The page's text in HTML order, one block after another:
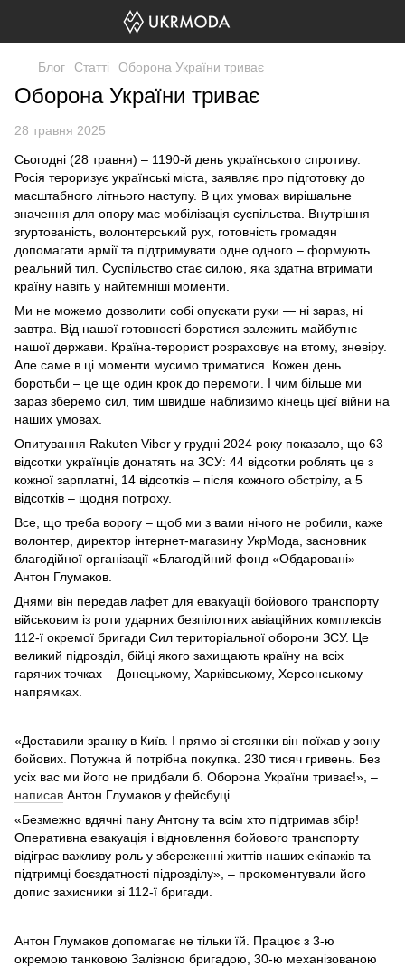
Блог Статті Оборона України триває
Оборона України триває
28 травня 2025
Сьогодні (28 травня) – 1190-й день українського спротиву.
Росія тероризує українські міста, заявляє про підготовку до
масштабного літнього наступу. В цих умовах вирішальне
значення для опору має мобілізація суспільства. Внутрішня
згуртованість, волонтерський рух, готовність громадян
допомагати армії та підтримувати одне одного – формують
реальний тил. Суспільство стає силою, яка здатна втримати
країну навіть у найтемніші моменти.
Ми не можемо дозволити собі опускати руки — ні зараз, ні
завтра. Від нашої готовності боротися залежить майбутнє
нашої держави. Країна-терорист розраховує на втому, зневіру.
Але саме в ці моменти мусимо триматися. Кожен день
боротьби – це ще один крок до перемоги. І чим більше ми
зараз зберемо сил, тим швидше наблизимо кінець цієї війни на
наших умовах.
Опитування Rakuten Viber у грудні 2024 року показало, що 63
відсотки українців донатять на ЗСУ: 44 відсотки роблять це з
кожної зарплатні, 14 відсотків – після кожного обстрілу, а 5
відсотків – щодня потроху.
Все, що треба ворогу – щоб ми з вами нічого не робили, каже
волонтер, директор інтернет-магазину УкрМода, засновник
благодійної організації «Благодійний фонд «Обдаровані»
Антон Глумаков.
Днями він передав лафет для евакуації бойового транспорту
військовим із роти ударних безпілотних авіаційних комплексів
112-ї окремої бригади Сил територіальної оборони ЗСУ. Це
великий підрозділ, бійці якого захищають країну на всіх
гарячих точках – Донецькому, Харківському, Херсонському
напрямках.
«Доставили зранку в Київ. І прямо зі стоянки він поїхав у зону
бойових. Потужна й потрібна покупка. 230 тисяч гривень. Без
усіх вас ми його не придбали б. Оборона України триває!», –
написав Антон Глумаков у фейсбуці.
«Безмежно вдячні пану Антону та всім хто підтримав збір!
Оперативна евакуація і відновлення бойового транспорту
відіграє важливу роль у збереженні життів наших екіпажів та
підтримці боєздатності підрозділу», – прокоментували його
допис захисники зі 112-ї бригади.
Антон Глумаков допомагає не тільки їй. Працює з 3-ю
окремою танковою Залізною бригадою, 30-ю механізованою